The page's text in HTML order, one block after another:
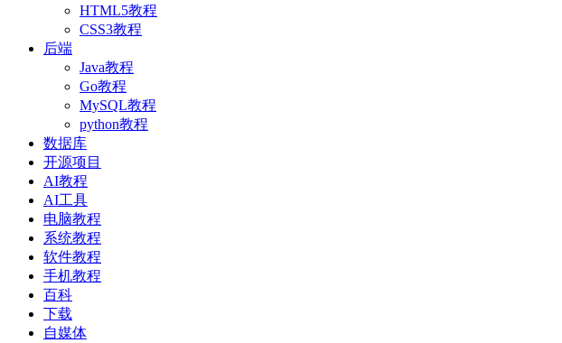
HTML5教程
CSS3教程
后端
Java教程
Go教程
MySQL教程
python教程
数据库
开源项目
AI教程
AI工具
电脑教程
系统教程
软件教程
手机教程
百科
下载
自媒体